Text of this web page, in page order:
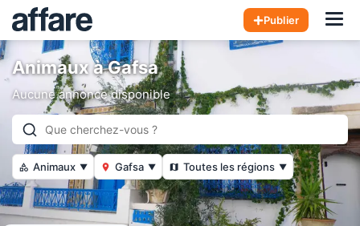
Publier
Animaux à Gafsa
Aucune annonce disponible
Animaux ▼ Gafsa ▼ Toutes les régions ▼